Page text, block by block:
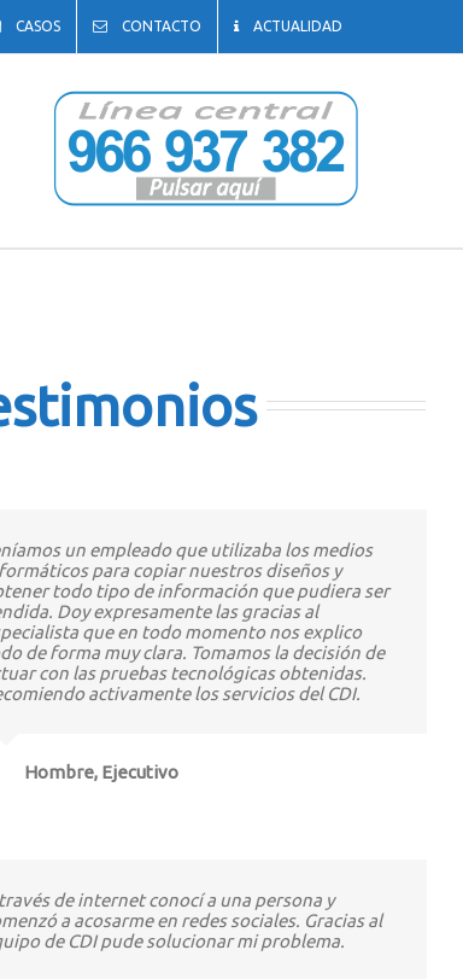
CASOS CONTACTO ACTUALIDAD
un empleado que utilizaba los medios
para copiar nuestros diseños y
todo tipo de información que pudiera ser
Doy expresamente las gracias al
que en todo momento nos explico
de forma muy clara. Tomamos la decisión de
con las pruebas tecnológicas obtenidas.
activamente los servicios del CDI.
Hombre, Ejecutivo
de internet conocí a una persona y
a acosarme en redes sociales. Gracias al
de CDI pude solucionar mi problema.